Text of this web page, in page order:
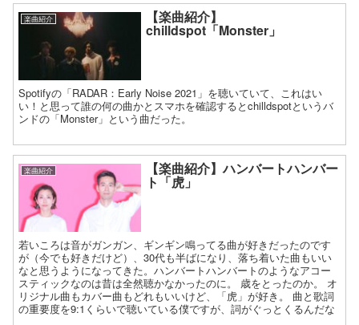
楽曲紹介 【楽曲紹介】
chilldspot「Monster」
Spotifyの「RADAR：Early Noise 2021」を聴いていて、これはい
い！と思って誰の何の曲かとスマホを確認するとchilldspotというバ
ンドの「Monster」という曲だった。
楽曲紹介 【楽曲紹介】ハンバートハンバー
ト「虎」
若いころは音がガンガン、ギンギン鳴ってる曲が好きだったのです
が（今でも好きだけど）、30代も半ばになり、落ち着いた曲もいい
なと思うようになってきた。ハンバートハンバートのようなアコー
スティックなのは昔は全然聴かなかったのに。 歳をとったのか。 オ
リジナル曲もカバー曲もどれもいいけど、「虎」が好き。 曲と歌詞
の重要度を9:1くらいで聴いている僕ですが、詞がぐっとくるんだな